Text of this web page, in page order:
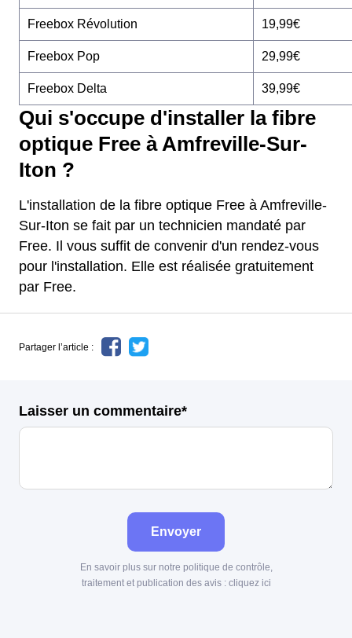
Freebox Révolution 19,99€
Freebox Pop 29,99€
Freebox Delta 39,99€
Qui s'occupe d'installer la fibre
optique Free à Amfreville-Sur-
Iton ?
L'installation de la fibre optique Free à Amfreville-
Sur-Iton se fait par un technicien mandaté par
Free. Il vous suffit de convenir d'un rendez-vous
pour l'installation. Elle est réalisée gratuitement
par Free.
Partager l’article :
Laisser un commentaire*
Envoyer
En savoir plus sur notre politique de contrôle,
traitement et publication des avis : cliquez ici